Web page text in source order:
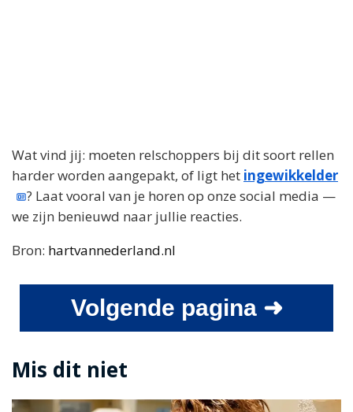
Wat vind jij: moeten relschoppers bij dit soort rellen
harder worden aangepakt, of ligt het ingewikkelder
? Laat vooral van je horen op onze social media —
we zijn benieuwd naar jullie reacties.
Bron: hartvannederland.nl
Volgende pagina ➜
Mis dit niet